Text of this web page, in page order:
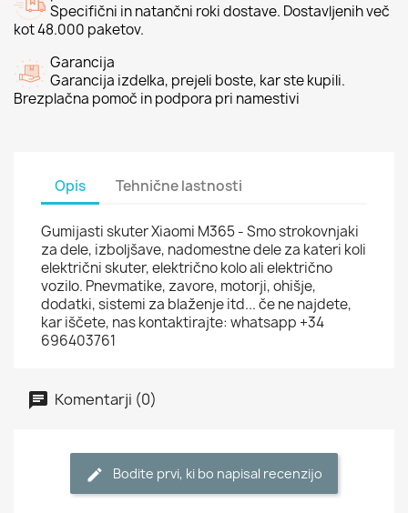
Specifični in natančni roki dostave. Dostavljenih več
kot 48.000 paketov.
Garancija
Garancija izdelka, prejeli boste, kar ste kupili.
Brezplačna pomoč in podpora pri namestivi
Opis Tehnične lastnosti
Gumijasti skuter Xiaomi M365 - Smo strokovnjaki
za dele, izboljšave, nadomestne dele za kateri koli
električni skuter, električno kolo ali električno
vozilo. Pnevmatike, zavore, motorji, ohišje,
dodatki, sistemi za blaženje itd... če ne najdete,
kar iščete, nas kontaktirajte: whatsapp +34
696403761
Komentarji (0)
Bodite prvi, ki bo napisal recenzijo